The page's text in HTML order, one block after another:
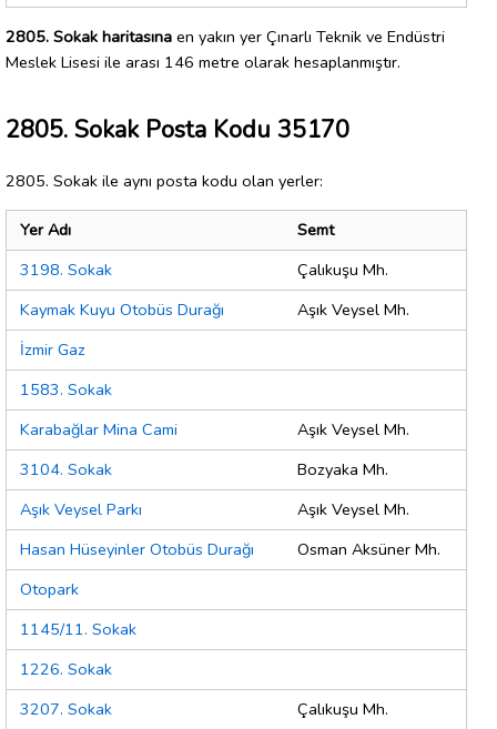
2805. Sokak haritasına en yakın yer Çınarlı Teknik ve Endüstri
Meslek Lisesi ile arası 146 metre olarak hesaplanmıştır.
2805. Sokak Posta Kodu 35170
2805. Sokak ile aynı posta kodu olan yerler:
Yer Adı
Semt
3198. Sokak
Çalıkuşu Mh.
Kaymak Kuyu Otobüs Durağı
Aşık Veysel Mh.
İzmir Gaz
1583. Sokak
Karabağlar Mina Cami
Aşık Veysel Mh.
3104. Sokak
Bozyaka Mh.
Aşık Veysel Parkı
Aşık Veysel Mh.
Hasan Hüseyinler Otobüs Durağı
Osman Aksüner Mh.
Otopark
1145/11. Sokak
1226. Sokak
3207. Sokak
Çalıkuşu Mh.